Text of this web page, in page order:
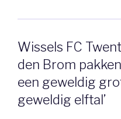
Wissels FC
den Brom
een geweldig
geweldig elftal’